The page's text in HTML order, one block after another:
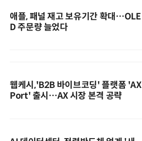
애플, 패널 재고 보유기간 확대…OLE
D 주문량 늘었다
웹케시,'B2B 바이브코딩' 플랫폼 'AX
Port' 출시…AX 시장 본격 공략